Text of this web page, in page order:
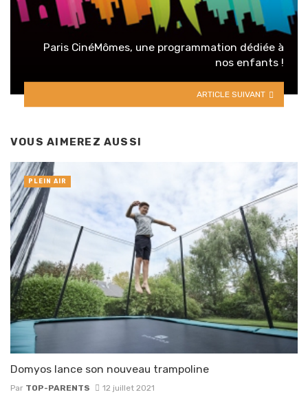
Paris CinéMômes, une programmation dédiée à
nos enfants !
ARTICLE SUIVANT
VOUS AIMEREZ AUSSI
Domyos lance son nouveau trampoline
Par TOP-PARENTS 12 juillet 2021
PLEIN AIR